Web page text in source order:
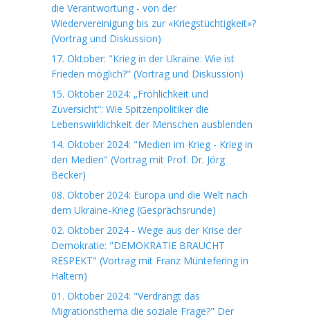
die Verantwortung - von der
Wiedervereinigung bis zur «Kriegstüchtigkeit»?
(Vortrag und Diskussion)
17. Oktober: "Krieg in der Ukraine: Wie ist
Frieden möglich?" (Vortrag und Diskussion)
15. Oktober 2024: „Fröhlichkeit und
Zuversicht“: Wie Spitzenpolitiker die
Lebenswirklichkeit der Menschen ausblenden
14. Oktober 2024: "Medien im Krieg - Krieg in
den Medien" (Vortrag mit Prof. Dr. Jörg
Becker)
08. Oktober 2024: Europa und die Welt nach
dem Ukraine-Krieg (Gesprächsrunde)
02. Oktober 2024 - Wege aus der Krise der
Demokratie: "DEMOKRATIE BRAUCHT
RESPEKT" (Vortrag mit Franz Müntefering in
Haltern)
01. Oktober 2024: "Verdrängt das
Migrationsthema die soziale Frage?" Der